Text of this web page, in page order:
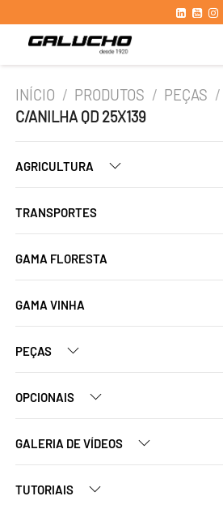
INÍCIO / PRODUTOS / PEÇAS /
C/ANILHA QD 25X139
AGRICULTURA
TRANSPORTES
GAMA FLORESTA
GAMA VINHA
PEÇAS
OPCIONAIS
GALERIA DE VÍDEOS
TUTORIAIS